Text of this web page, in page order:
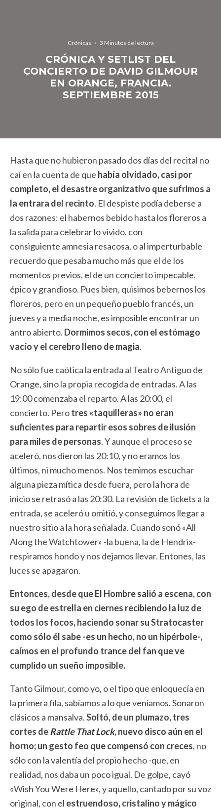
Crónicas · 3 Minutos de lectura
CRÓNICA Y SETLIST DEL
CONCIERTO DE DAVID GILMOUR
EN ORANGE, FRANCIA.
SEPTIEMBRE 2015
Hasta que no hubieron pasado dos días del recital no
caí en la cuenta de que había olvidado, casi por
completo, el desastre organizativo que sufrimos a
la entrara del recinto. El despiste podía deberse a
dos razones: el habernos bebido hasta los floreros a
la salida para celebrar lo vivido, con
consiguiente amnesia resacosa, o al imperturbable
recuerdo que pesaba mucho más que el de los
momentos previos, el de un concierto impecable,
épico y grandioso. Pues bien, quisimos bebernos los
floreros, pero en un pequeño pueblo francés, un
jueves y a media noche, es imposible encontrar un
antro abierto. Dormimos secos, con el estómago
vacío y el cerebro lleno de magia.
No sólo fue caótica la entrada al Teatro Antiguo de
Orange, sino la propia recogida de entradas. A las
19:00 comenzaba el reparto. A las 20:00, el
concierto. Perotres «taquilleras» no eran
suficientes para repartir esos sobres de ilusión
para miles de personas. Y aunque el proceso se
aceleró, nos dieron las 20:10, y no eramos los
últimos, ni mucho menos. Nos temimos escuchar
alguna pieza mítica desde fuera, pero la hora de
inicio se retrasó a las 20:30. La revisión de tickets a la
entrada, se aceleró u omitió, y conseguimos llegar a
nuestro sitio a la hora señalada. Cuando sonó «All
Along the Watchtower» -la buena, la de Hendrix-
respiramos hondo y nos dejamos llevar. Entones, las
luces se apagaron.
Entonces, desde que El Hombre salió a escena, con
su ego de estrella en ciernes recibiendo la luz de
todos los focos, haciendo sonar su Stratocaster
como sólo él sabe -es un hecho, no un hipérbole-,
caímos en el profundo trance del fan que ve
cumplido un sueño imposible.
Tanto Gilmour, como yo, o el tipo que enloquecía en
la primera fila, sabíamos a lo que veníamos. Sonaron
clásicos a mansalva.Soltó, de un plumazo, tres
cortes deRattle That Lock,nuevo disco aún en el
horno; un gesto feo que compensó con creces, no
sólo con la valentía del propio hecho -que, en
realidad, nos daba un poco igual. De golpe, cayó
«Wish You Were Here», y aquello, cantado por su voz
original, con el estruendoso, cristalino y mágico